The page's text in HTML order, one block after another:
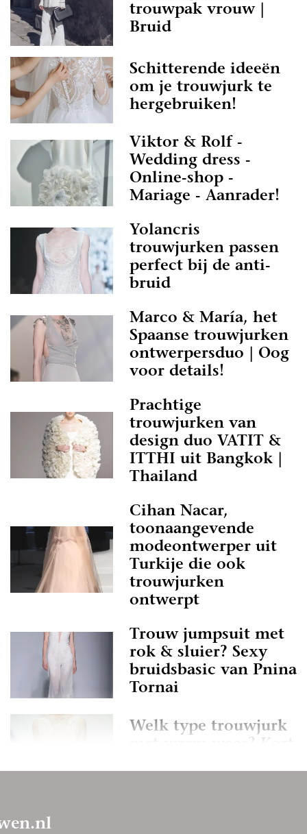
trouwpak vrouw |
Bruid
Schitterende ideeën
om je trouwjurk te
hergebruiken!
Viktor & Rolf -
Wedding dress -
Online-shop -
Mariage - Aanrader!
Yolancris
trouwjurken passen
perfect bij de anti-
bruid
Marco & María, het
Spaanse trouwjurken
ontwerpersduo | Oog
voor details!
Prachtige
trouwjurken van
design duo VATIT &
ITTHI uit Bangkok |
Thailand
Cihan Nacar,
toonaangevende
modeontwerper uit
Turkije die ook
trouwjurken
ontwerpt
Trouw jumpsuit met
rok & sluier? Sexy
bruidsbasic van Pnina
Tornai
Welk type trouwjurk